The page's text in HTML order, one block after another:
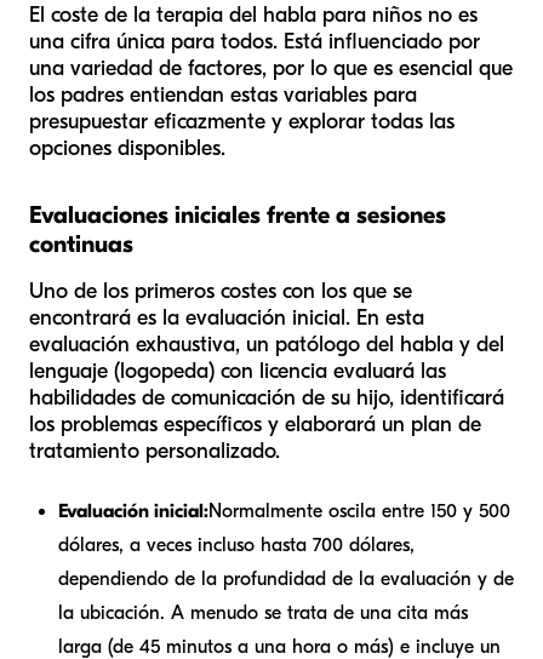
El coste de la terapia del habla para niños no es
una cifra única para todos. Está influenciado por
una variedad de factores, por lo que es esencial que
los padres entiendan estas variables para
presupuestar eficazmente y explorar todas las
opciones disponibles.
Evaluaciones iniciales frente a sesiones
continuas
Uno de los primeros costes con los que se
encontrará es la evaluación inicial. En esta
evaluación exhaustiva, un patólogo del habla y del
lenguaje (logopeda) con licencia evaluará las
habilidades de comunicación de su hijo, identificará
los problemas específicos y elaborará un plan de
tratamiento personalizado.
Evaluación inicial:Normalmente oscila entre 150 y 500
dólares, a veces incluso hasta 700 dólares,
dependiendo de la profundidad de la evaluación y de
la ubicación. A menudo se trata de una cita más
larga (de 45 minutos a una hora o más) e incluye un